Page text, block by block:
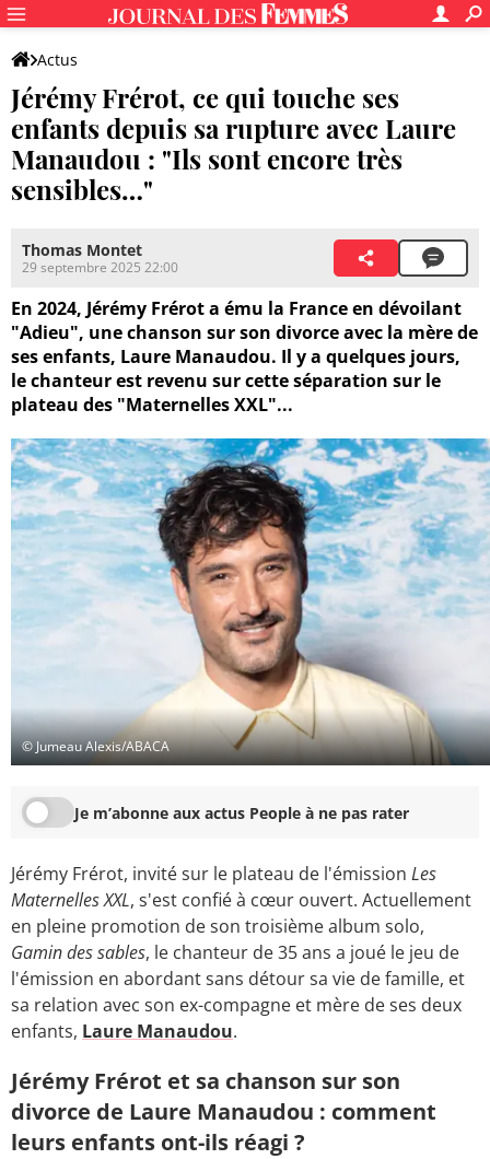
Actus
Jérémy Frérot, ce qui touche ses
enfants depuis sa rupture avec Laure
Manaudou : "Ils sont encore très
sensibles…"
Thomas Montet
29 septembre 2025 22:00
En 2024, Jérémy Frérot a ému la France en dévoilant
"Adieu", une chanson sur son divorce avec la mère de
ses enfants, Laure Manaudou. Il y a quelques jours,
le chanteur est revenu sur cette séparation sur le
plateau des "Maternelles XXL"...
© Jumeau Alexis/ABACA
Je m’abonne aux actus People à ne pas rater
Jérémy Frérot, invité sur le plateau de l'émission Les
Maternelles XXL, s'est confié à cœur ouvert. Actuellement
en pleine promotion de son troisième album solo,
Gamin des sables, le chanteur de 35 ans a joué le jeu de
l'émission en abordant sans détour sa vie de famille, et
sa relation avec son ex-compagne et mère de ses deux
enfants, Laure Manaudou.
Jérémy Frérot et sa chanson sur son
divorce de Laure Manaudou : comment
leurs enfants ont-ils réagi ?